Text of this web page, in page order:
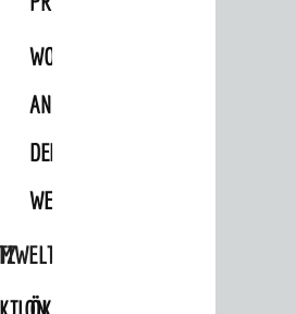
WOHNBEBAUUNG
AN
DER
WEINBERGSTRASSE